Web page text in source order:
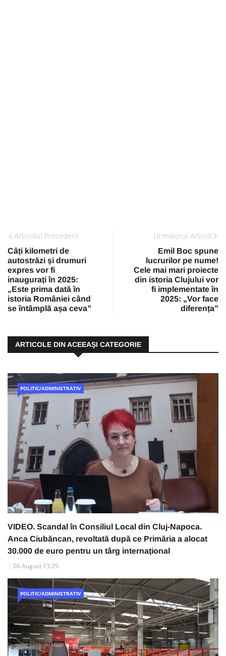
Articolul Precedent
Câți kilometri de
autostrăzi și drumuri
expres vor fi
inaugurați în 2025:
„Este prima dată în
istoria României când
se întâmplă așa ceva”
Urmatorul Articol
Emil Boc spune
lucrurilor pe nume!
Cele mai mari proiecte
din istoria Clujului vor
fi implementate în
2025: „Vor face
diferența”
ARTICOLE DIN ACEEAŞI CATEGORIE
POLITIC/ADMINISTRATIV
VIDEO. Scandal în Consiliul Local din Cluj-Napoca.
Anca Ciubăncan, revoltată după ce Primăria a alocat
30.000 de euro pentru un târg internațional
06 August 13:29
POLITIC/ADMINISTRATIV